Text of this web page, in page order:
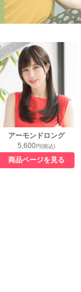
アーモンドロング
5,600円(税込)
商品ページを見る